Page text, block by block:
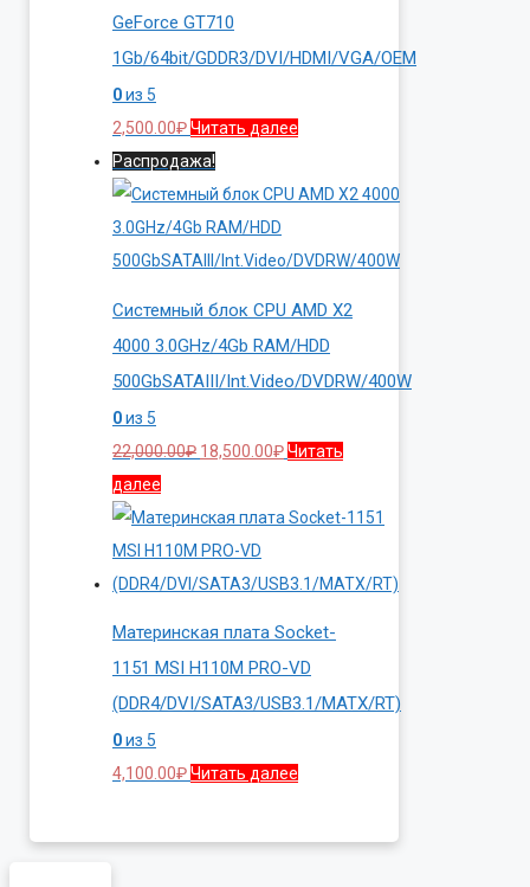
GeForce GT710
1Gb/64bit/GDDR3/DVI/HDMI/VGA/OEM
0из 5
2,500.00₽Читать далее
Распродажа!
Системный блок CPU AMD X2
4000 3.0GHz/4Gb RAM/HDD
500GbSATAIII/Int.Video/DVDRW/400W
0из 5
22,000.00₽ Первоначальная
составляла
22,000.00₽.
18,500.00₽Текущая
18,500.00₽.
Читать
далее
Материнская плата Socket-
1151 MSI H110M PRO-VD
(DDR4/DVI/SATA3/USB3.1/MATX/RT)
0из 5
4,100.00₽Читать далее